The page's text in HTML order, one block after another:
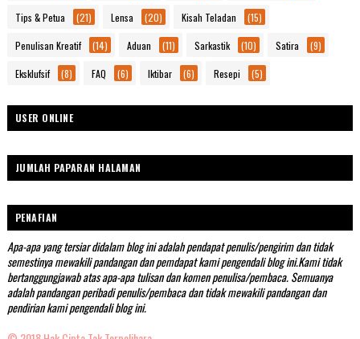
Tips & Petua (21) Lensa (20) Kisah Teladan (15)
Penulisan Kreatif (14) Aduan (11) Sarkastik (10) Satira (9)
Eksklufsif (8) FAQ (6) Iktibar (6) Resepi (5)
USER ONLINE
JUMLAH PAPARAN HALAMAN
PENAFIAN
Apa-apa yang tersiar didalam blog ini adalah pendapat penulis/pengirim dan tidak
semestinya mewakili pandangan dan pemdapat kami pengendali blog ini.Kami tidak
bertanggungjawab atas apa-apa tulisan dan komen penulisa/pembaca. Semuanya
adalah pandangan peribadi penulis/pembaca dan tidak mewakili pandangan dan
pendirian kami pengendali blog ini.